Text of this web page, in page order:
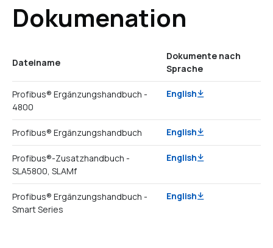
Dokumenation
Dateiname
Dokumente nach
Sprache
Profibus® Ergänzungshandbuch -
4800
English
Profibus® Ergänzungshandbuch English
Profibus®-Zusatzhandbuch -
SLA5800, SLAMf
English
Profibus® Ergänzungshandbuch -
Smart Series
English